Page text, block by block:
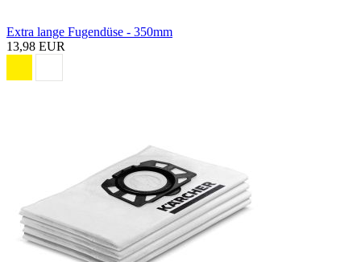
Extra lange Fugendüse - 350mm
13,98 EUR